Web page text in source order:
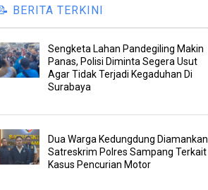
BERITA TERKINI
Sengketa Lahan Pandegiling Makin
Panas, Polisi Diminta Segera Usut
Agar Tidak Terjadi Kegaduhan Di
Surabaya
Dua Warga Kedungdung Diamankan
Satreskrim Polres Sampang Terkait
Kasus Pencurian Motor